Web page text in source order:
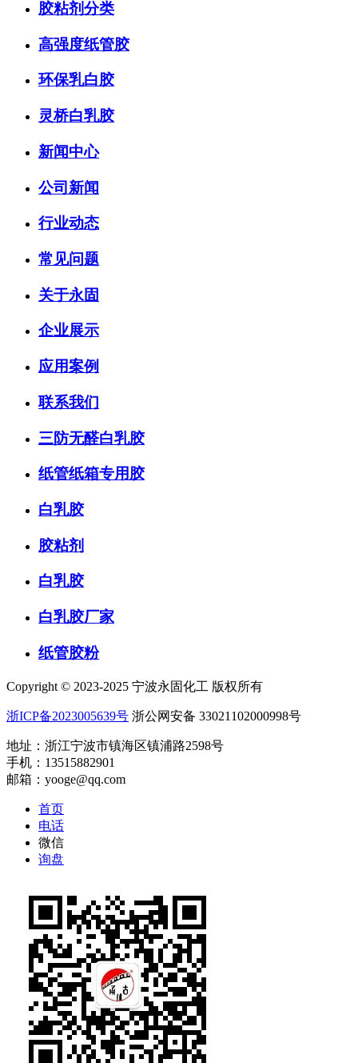
胶粘剂分类
高强度纸管胶
环保乳白胶
灵桥白乳胶
新闻中心
公司新闻
行业动态
常见问题
关于永固
企业展示
应用案例
联系我们
三防无醛白乳胶
纸管纸箱专用胶
白乳胶
胶粘剂
白乳胶
白乳胶厂家
纸管胶粉
Copyright © 2023-2025 宁波永固化工 版权所有
浙ICP备2023005639号 浙公网安备 33021102000998号
地址：浙江宁波市镇海区镇浦路2598号
手机：13515882901
邮箱：yooge@qq.com
首页
电话
微信
询盘